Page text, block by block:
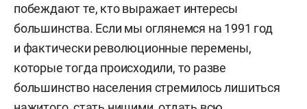
побеждают те, кто выражает интересы
большинства. Если мы оглянемся на 1991 год
и фактически революционные перемены,
которые тогда происходили, то разве
большинство населения стремилось лишиться